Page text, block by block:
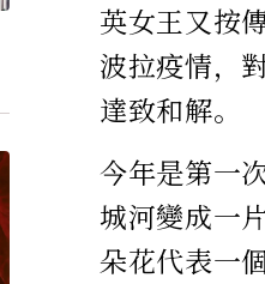
英女王又按
波拉疫情，
達致和解。
今年是第一
城河變成一
朵花代表一